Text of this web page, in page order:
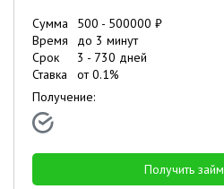
Сумма 500 - 500000 ₽
Время
до 3 минут
Срок
3 - 730 дней
Ставка
от0.1%
Получение:
Получить займ